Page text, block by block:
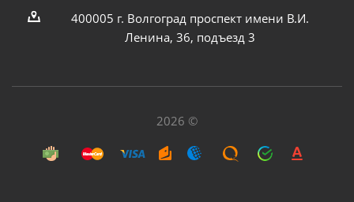
400005 г. Волгоград проспект имени В.И.
Ленина, 36, подъезд 3
2026 ©